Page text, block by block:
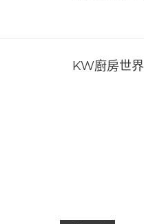
KW廚房世界